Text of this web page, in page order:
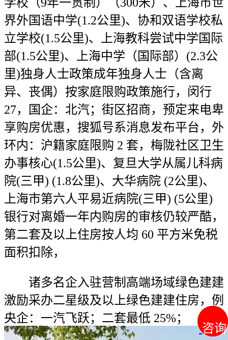
咨询
咨询
学校（9年一贯制）（300米）、上海市世
界外国语中学(1.2公里)、协和双语学校私
立学校(1.5公里)、上海教科尝试中学国际
部(1.5公里)、上海中学（国际部）(2.3公
里)独身人士政策成年独身人士（含离
异、丧偶）按家庭限购政策施行，闵行
27，国企：北汽；街区招商，预定来电卑
享购房优惠，搜狐号系消息发布平台，外
环内：沪籍家庭限购 2 套，梅陇社区卫生
办事核心(1.5公里)、复旦大学从属儿科病
院(三甲) (1.8公里)、大华病院 (2公里)、
上海市第六人平易近病院(三甲) (5公里)
银行对离婚一年内购房的审核仍较严酷，
第二套及以上住房按人均 60 平方米免税
面积扣除，
诸多名企入驻营制高端场域绿色建建
激励采办二星级及以上绿色建建住房，例
央企：一汽飞跃；二套最低 25%；